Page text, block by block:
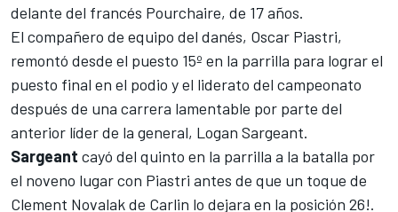
delante del francés Pourchaire, de 17 años.
El compañero de equipo del danés, Oscar Piastri,
remontó desde el puesto 15º en la parrilla para lograr el
puesto final en el podio y el liderato del campeonato
después de una carrera lamentable por parte del
anterior líder de la general, Logan Sargeant.
Sargeant cayó del quinto en la parrilla a la batalla por
el noveno lugar con Piastri antes de que un toque de
Clement Novalak de Carlin lo dejara en la posición 26!.